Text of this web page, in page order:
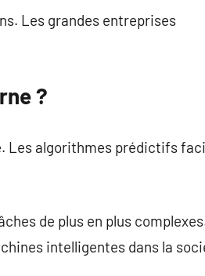
Les grandes entreprises
?
Les algorithmes prédictifs
de plus en plus
intelligentes dans la